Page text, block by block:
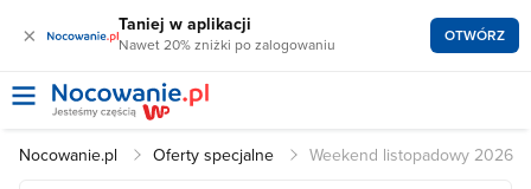
× Taniej w aplikacji
Nawet 20% zniżki po zalogowaniu OTWÓRZ
Nocowanie.pl Oferty specjalne Weekend listopadowy 2026